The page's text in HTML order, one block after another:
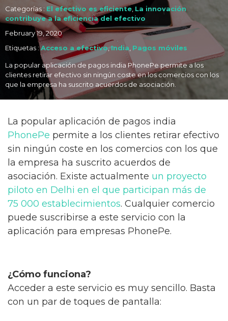
Categorías : El efectivo es eficiente La innovación
contribuye a la eficiencia del efectivo
February 19, 2020
Etiquetas :Acceso a efectivo,India Pagos móviles
La popular aplicación de pagos india PhonePe permite a los
clientes retirar efectivo sin ningún coste en los comercios con los
que la empresa ha suscrito acuerdos de asociación.
La popular aplicación de pagos india
PhonePe permite a los clientes retirar efectivo
sin ningún coste en los comercios con los que
la empresa ha suscrito acuerdos de
asociación. Existe actualmente un proyecto
piloto en Delhi en el que participan más de
75 000 establecimientos. Cualquier comercio
puede suscribirse a este servicio con la
aplicación para empresas PhonePe.
¿Cómo funciona?
Acceder a este servicio es muy sencillo. Basta
con un par de toques de pantalla: